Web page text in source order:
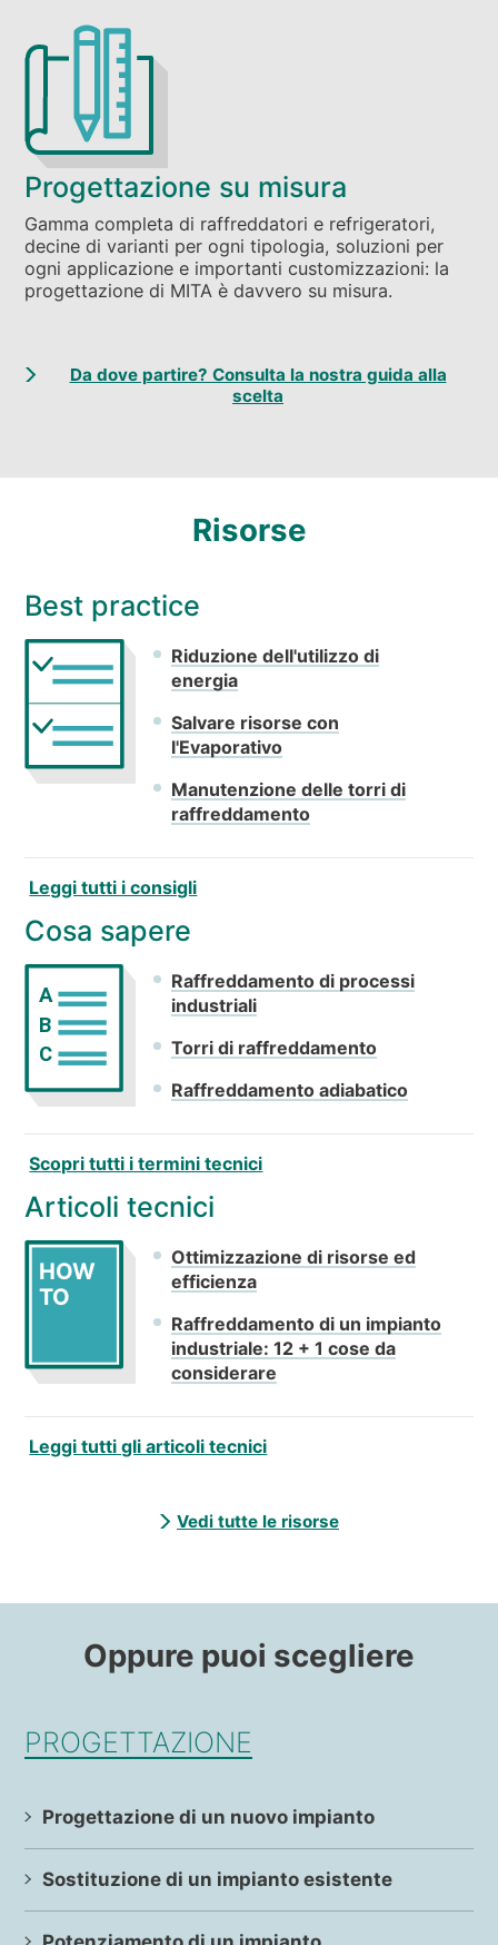
Progettazione su misura
Gamma completa di raffreddatori e refrigeratori,
decine di varianti per ogni tipologia, soluzioni per
ogni applicazione e importanti customizzazioni: la
progettazione di MITA è davvero su misura.
Da dove partire? Consulta la nostra guida alla
scelta
Risorse
Best practice
Riduzione dell'utilizzo di
energia
Salvare risorse con
l'Evaporativo
Manutenzione delle torri di
raffreddamento
Leggi tutti i consigli
Cosa sapere
A
B
C
Raffreddamento di processi
industriali
Torri di raffreddamento
Raffreddamento adiabatico
Scopri tutti i termini tecnici
Articoli tecnici
HOW
TO
Ottimizzazione di risorse ed
efficienza
Raffreddamento di un impianto
industriale: 12 + 1 cose da
considerare
Leggi tutti gli articoli tecnici
Vedi tutte le risorse
Oppure puoi scegliere
PROGETTAZIONE
Progettazione di un nuovo impianto
Sostituzione di un impianto esistente